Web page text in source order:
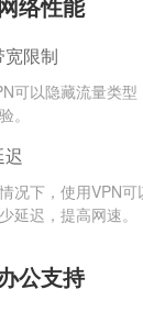
限制
可以隐藏流量类
。
况下，使用VPN
延迟，提高网速。
公支持